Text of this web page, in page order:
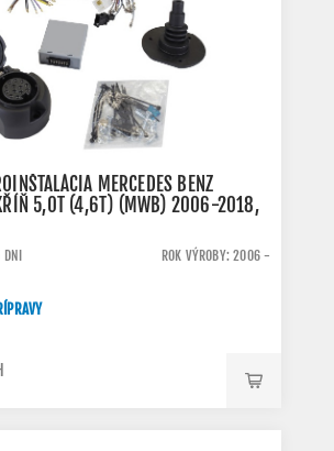
MERCEDES BENZ
5,0T (4,6T) (MWB) 2006-2018,
ROK VÝROBY: 2006 -